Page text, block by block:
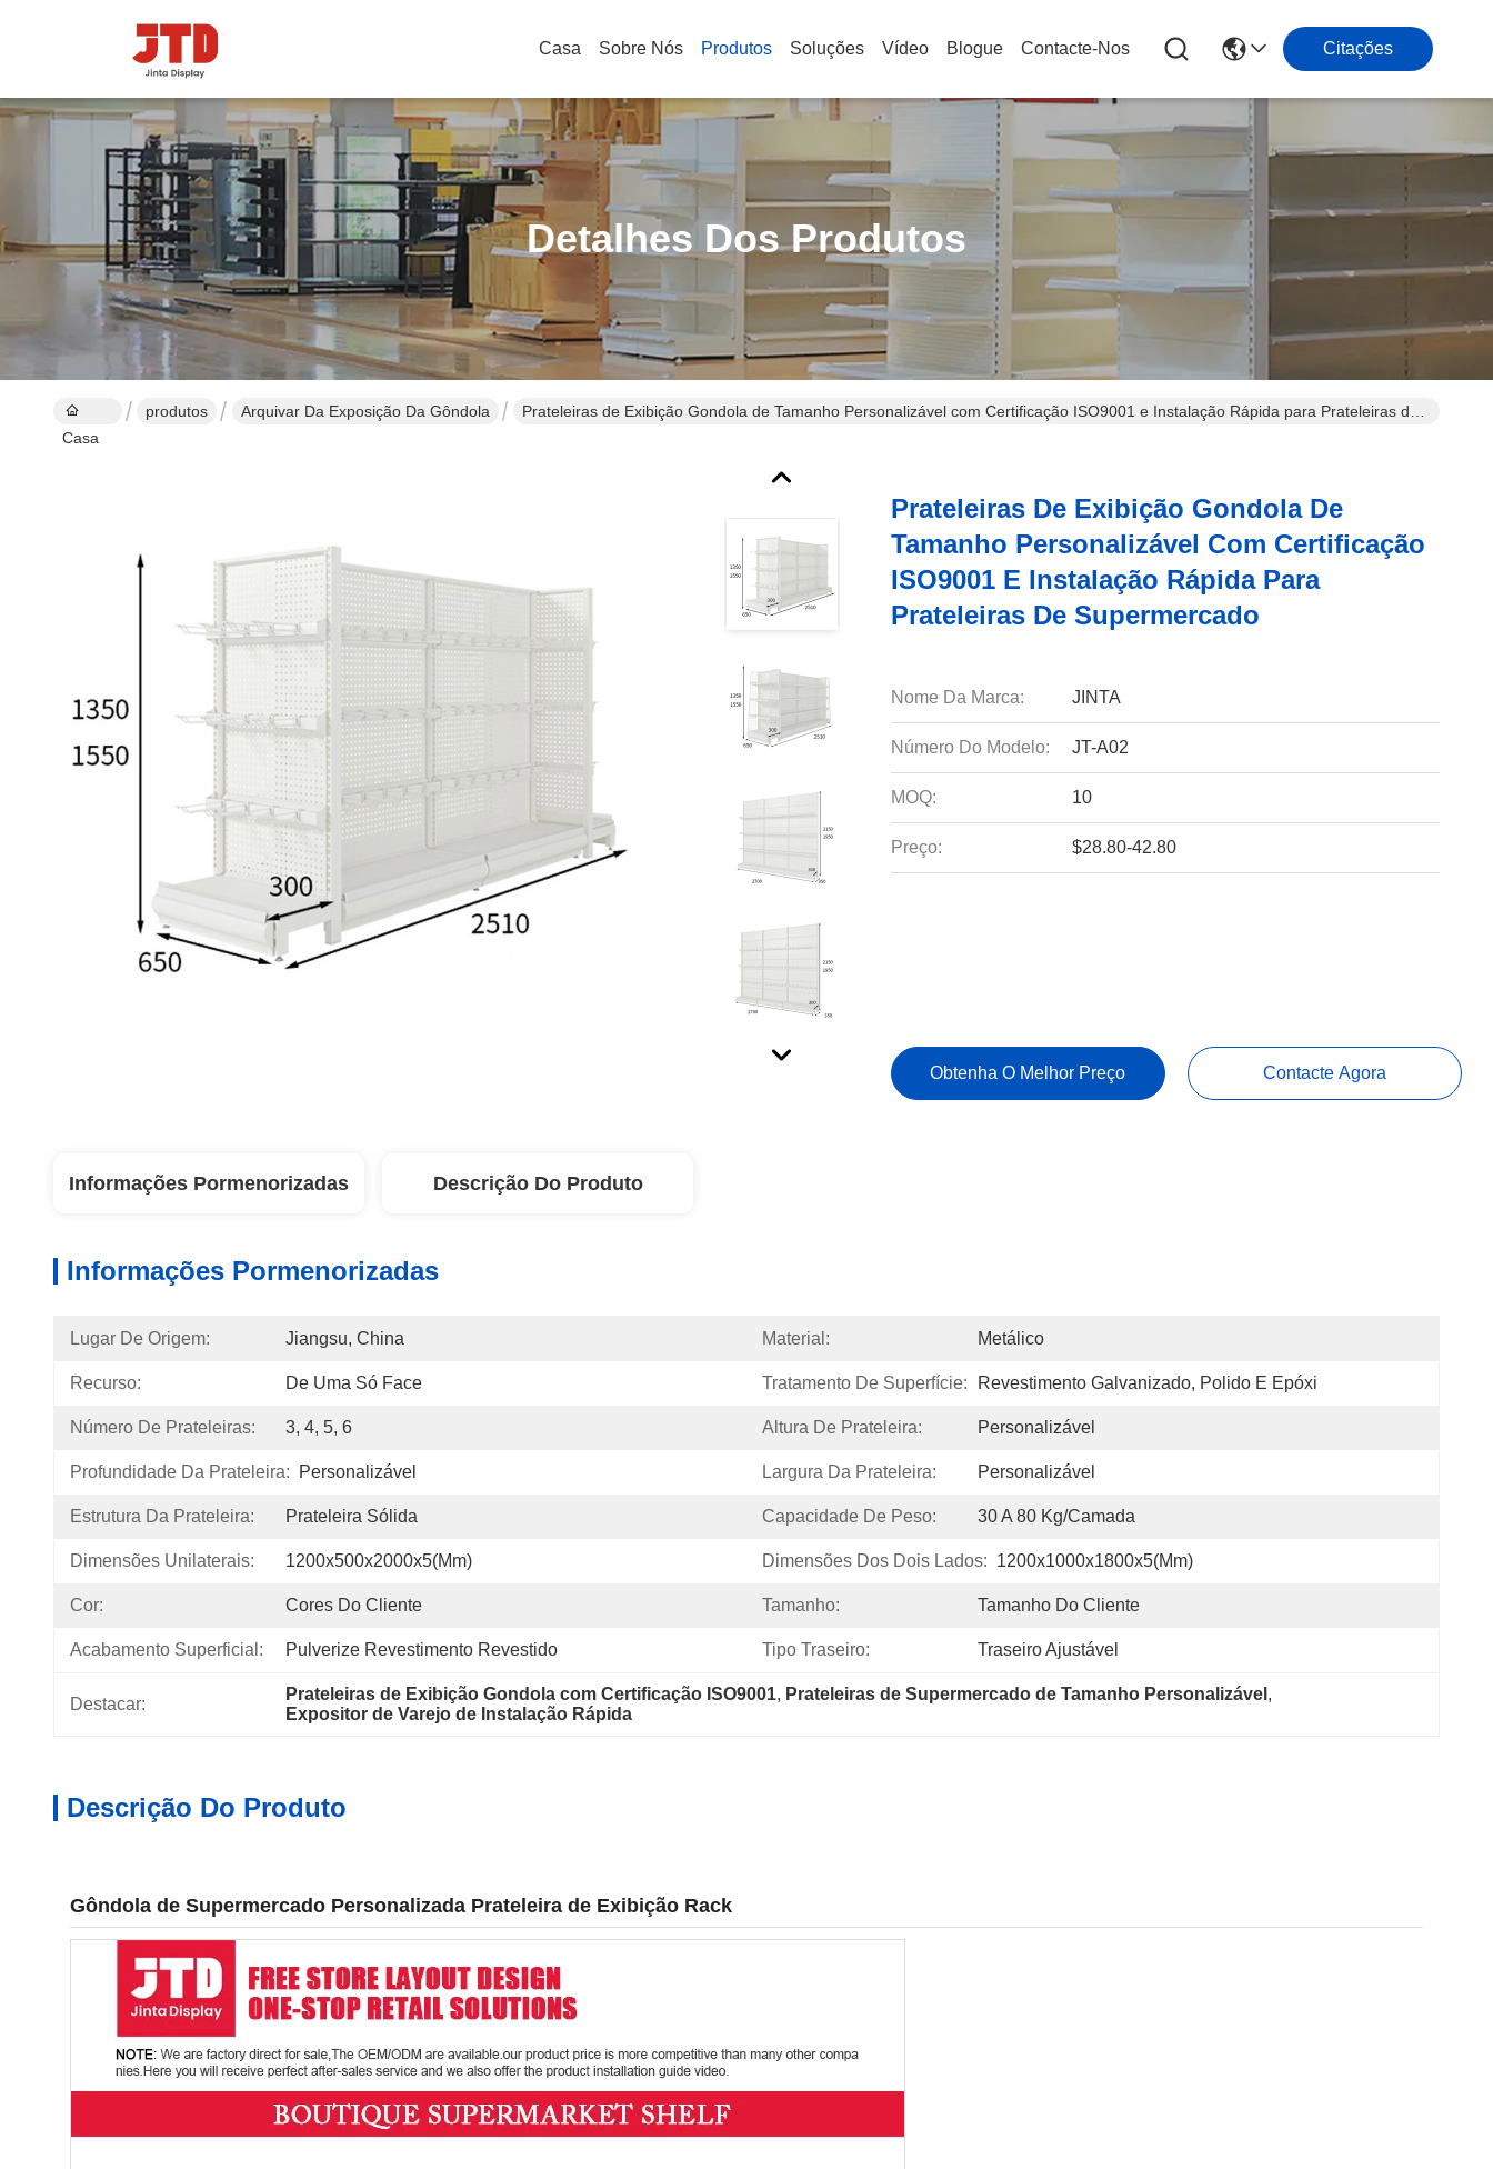
Casa Sobre Nós Produtos Soluções Vídeo Blogue Contacte-Nos Citações
Detalhes Dos Produtos
Casa
produtos Arquivar Da Exposição Da Gôndola
Prateleiras de Exibição Gondola de Tamanho Personalizável com Certificação ISO9001 e Instalação Rápida para Prateleiras de
Prateleiras De Exibição Gondola De
Tamanho Personalizável Com Certificação
ISO9001 E Instalação Rápida Para
Prateleiras De Supermercado
Nome Da Marca: JINTA
Número Do Modelo: JT-A02
MOQ: 10
Preço: $28.80-42.80
Obtenha O Melhor Preço Contacte Agora
Informações Pormenorizadas Descrição Do Produto
Informações Pormenorizadas
Lugar De Origem: Jiangsu, China Material: Metálico
Recurso: De Uma Só Face Tratamento De Superfície: Revestimento Galvanizado, Polido E Epóxi
Número De Prateleiras: 3, 4, 5, 6 Altura De Prateleira: Personalizável
Profundidade Da Prateleira: Personalizável Largura Da Prateleira: Personalizável
Estrutura Da Prateleira: Prateleira Sólida Capacidade De Peso: 30 A 80 Kg/camada
Dimensões Unilaterais: 1200x500x2000x5(mm) Dimensões Dos Dois Lados: 1200x1000x1800x5(mm)
Cor: Cores Do Cliente Tamanho: Tamanho Do Cliente
Acabamento Superficial: Pulverize Revestimento Revestido Tipo Traseiro: Traseiro Ajustável
Destacar:
Prateleiras de Exibição Gondola com Certificação ISO9001, Prateleiras de Supermercado de Tamanho Personalizável ,
Expositor de Varejo de Instalação Rápida
Descrição Do Produto
Gôndola de Supermercado Personalizada Prateleira de Exibição Rack